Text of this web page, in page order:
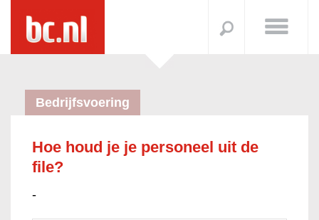
Bedrijfsvoering
Hoe houd je je personeel uit de
file?
-